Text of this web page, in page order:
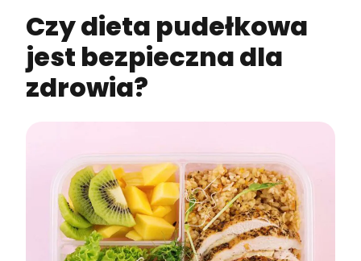
Czy dieta pudełkowa
jest bezpieczna dla
zdrowia?